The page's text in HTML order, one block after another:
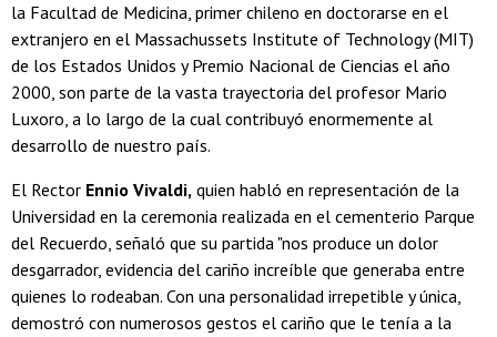
la Facultad de Medicina, primer chileno en doctorarse en el
extranjero en el Massachussets Institute of Technology (MIT)
de los Estados Unidos y Premio Nacional de Ciencias el año
2000, son parte de la vasta trayectoria del profesor Mario
Luxoro, a lo largo de la cual contribuyó enormemente al
desarrollo de nuestro país.
El Rector Ennio Vivaldi, quien habló en representación de la
Universidad en la ceremonia realizada en el cementerio Parque
del Recuerdo, señaló que su partida "nos produce un dolor
desgarrador, evidencia del cariño increíble que generaba entre
quienes lo rodeaban. Con una personalidad irrepetible y única,
demostró con numerosos gestos el cariño que le tenía a la